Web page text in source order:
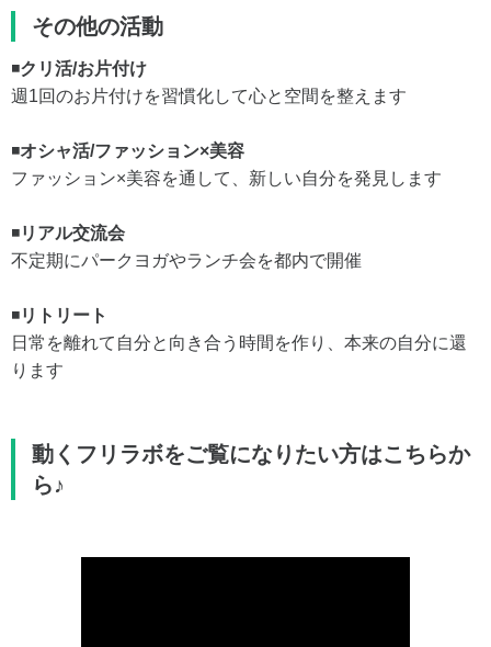
その他の活動
◾️クリ活/お片付け
週1回のお片付けを習慣化して心と空間を整えます
◾️オシャ活/ファッション×美容
ファッション×美容を通して、新しい自分を発見します
◾️リアル交流会
不定期にパークヨガやランチ会を都内で開催
◾️リトリート
日常を離れて自分と向き合う時間を作り、本来の自分に還
ります
動くフリラボをご覧になりたい方はこちらか
ら♪